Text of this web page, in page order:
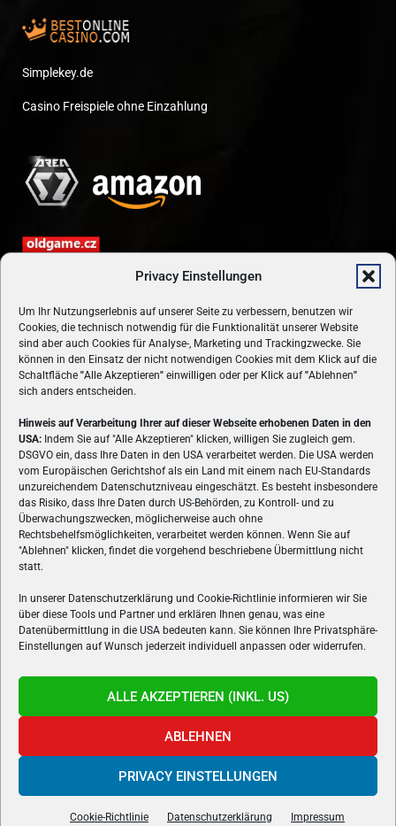
Privacy Einstellungen
Um Ihr Nutzungserlebnis auf unserer Seite zu verbessern, benutzen wir
Cookies, die technisch notwendig für die Funktionalität unserer Website
sind aber auch Cookies für Analyse-, Marketing und Trackingzwecke. Sie
können in den Einsatz der nicht notwendigen Cookies mit dem Klick auf die
Schaltfläche "Alle Akzeptieren" einwilligen oder per Klick auf"Ablehnen"
sich anders entscheiden.
Hinweis auf Verarbeitung Ihrer auf dieser Webseite erhobenen Daten in den
USA: Indem Sie auf "Alle Akzeptieren" klicken, willigen Sie zugleich gem.
DSGVO ein, dass Ihre Daten in den USA verarbeitet werden. Die USA werden
vom Europäischen Gerichtshof als ein Land mit einem nach EU-Standards
unzureichendem Datenschutzniveau eingeschätzt. Es besteht insbesondere
das Risiko, dass Ihre Daten durch US-Behörden, zu Kontroll- und zu
Überwachungszwecken, möglicherweise auch ohne
Rechtsbehelfsmöglichkeiten, verarbeitet werden können. Wenn Sie auf
"Ablehnen" klicken, findet die vorgehend beschriebene Übermittlung nicht
statt.
In unserer Datenschutzerklärung und Cookie-Richtlinie informieren wir Sie
über diese Tools und Partner und erklären Ihnen genau, was eine
Datenübermittlung in die USA bedeuten kann. Sie können Ihre Privatsphäre-
Einstellungen auf Wunsch jederzeit individuell anpassen oder widerrufen.
ALLE AKZEPTIEREN (INKL. US)
ABLEHNEN
PRIVACY EINSTELLUNGEN
Cookie-Richtlinie Datenschutzerklärung Impressum
Simplekey.de
Casino Freispiele ohne Einzahlung
ÜBER UNS
VON GAMERN, FÜR GAMER! Gamers.at ist das älteste Online-
Spielemagazin Österreichs und bringt täglich aktuelle News,
Reviews und Videos zu PC- und Konsolenspielen, Gaming-
Hardware und aus der Welt des e-Sport's.
FOLGE UNS
Gamers.at v6 © 1999-2024 All Rights Reserved -Kontakt|Impressum|
Datenschutzerklärung
- Developed by